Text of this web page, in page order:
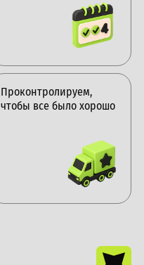
Проконтролируем,
чтобы все было хорошо